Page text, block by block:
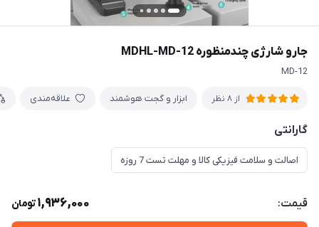
جارو شارژی چندمنظوره MDHL-MD-12
MD-12
از 8 نظر ابزار و گجت هوشمند علاقه‌مندی
گارانتی
اصالت و سلامت فیزیکی کالا و مهلت تست 7 روزه
قیمت: 1,936,000تومان